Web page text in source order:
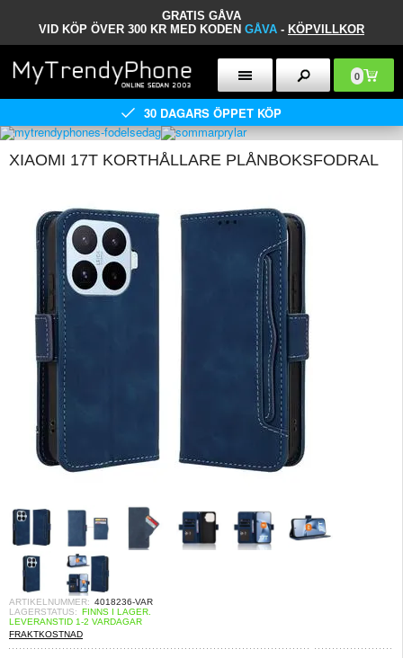
GRATIS GÅVA
VID KÖP ÖVER 300 KR MED KODEN GÅVA - KÖPVILLKOR
0
30 DAGARS ÖPPET KÖP
XIAOMI 17T KORTHÅLLARE PLÅNBOKSFODRAL
ARTIKELNUMMER: 4018236-VAR
LAGERSTATUS: FINNS I LAGER.
LEVERANSTID 1-2 VARDAGAR
FRAKTKOSTNAD